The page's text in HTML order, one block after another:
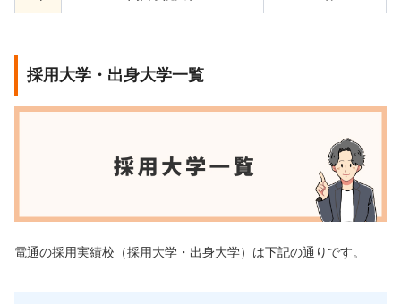
採用大学・出身大学一覧
電通の採用実績校（採用大学・出身大学）は下記の通りです。